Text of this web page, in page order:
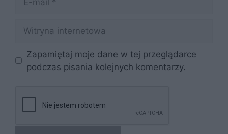
mail
internetowa
Zapamiętaj moje dane w tej przeglądarce
podczas pisania kolejnych komentarzy.